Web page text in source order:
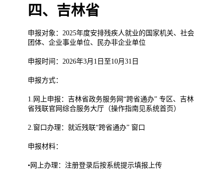
四、吉林省
申报对象：2025年度安排残疾人就业的国家机关、社会
团体、企业事业单位、民办非企业单位
申报时间：2026年3月1日至10月31日
申报方式：
1.网上申报：吉林省政务服务网“跨省通办” 专区、吉林
省残联官网综合服务大厅（操作指南见系统首页）
2.窗口办理：就近残联“跨省通办” 窗口
申报材料：
•网上办理：注册登录后按系统提示填报上传